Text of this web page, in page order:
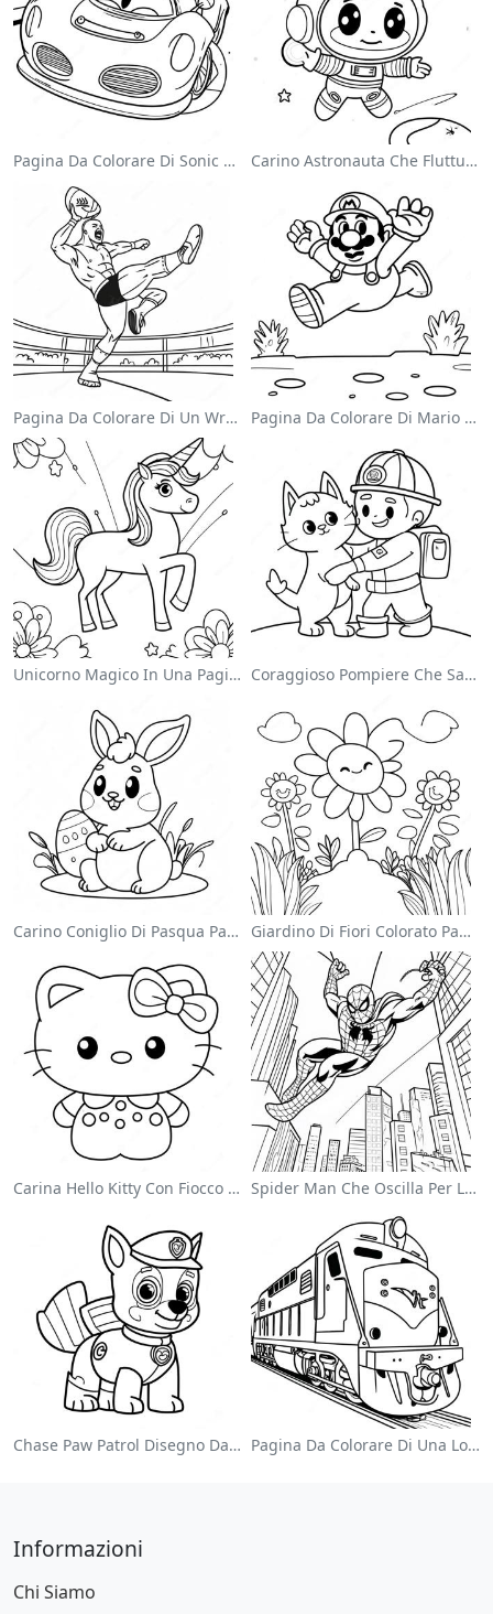
Pagina Da Colorare Di Sonic Velocista Carino Astronauta Che Fluttua Nello Spazio Pagina Da Colorare
Pagina Da Colorare Di Un Wrestler Wwe Che Salta Sull'avversario Pagina Da Colorare Di Mario Che Salta Sopra I Goomba
Unicorno Magico In Una Pagina Da Colorare Arcobaleno Coraggioso Pompiere Che Salva Un Gatto Da Colorare
Carino Coniglio Di Pasqua Pagina Da Colorare Giardino Di Fiori Colorato Pagina Da Colorare
Carina Hello Kitty Con Fiocco Da Colorare Spider Man Che Oscilla Per La Città Da Colorare
Chase Paw Patrol Disegno Da Colorare Pagina Da Colorare Di Una Locomotiva Colorata
Informazioni
Chi Siamo